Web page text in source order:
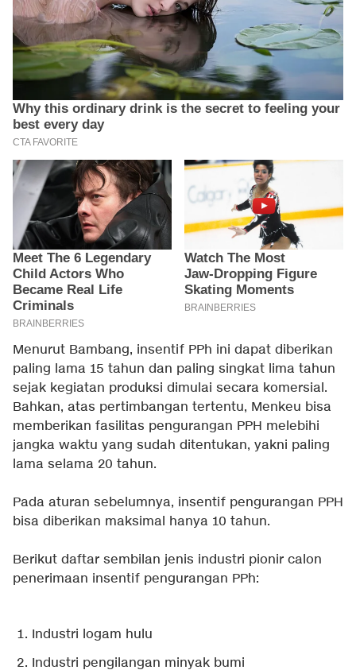
Menurut Bambang, insentif PPh ini dapat diberikan
paling lama 15 tahun dan paling singkat lima tahun
sejak kegiatan produksi dimulai secara komersial.
Bahkan, atas pertimbangan tertentu, Menkeu bisa
memberikan fasilitas pengurangan PPH melebihi
jangka waktu yang sudah ditentukan, yakni paling
lama selama 20 tahun.
Pada aturan sebelumnya, insentif pengurangan PPH
bisa diberikan maksimal hanya 10 tahun.
Berikut daftar sembilan jenis industri pionir calon
penerimaan insentif pengurangan PPh:
Industri logam hulu
Industri pengilangan minyak bumi